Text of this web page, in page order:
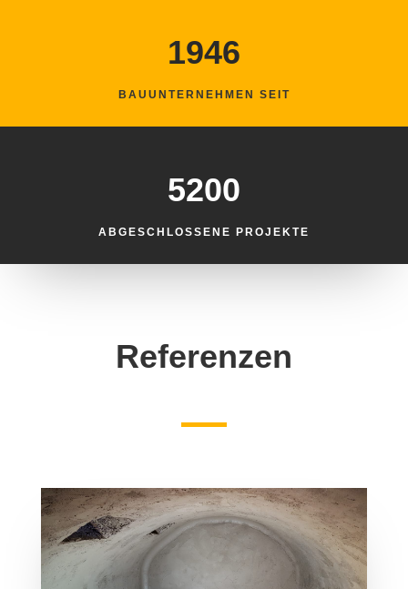
1946
BAUUNTERNEHMEN SEIT
5200
ABGESCHLOSSENE PROJEKTE
Referenzen